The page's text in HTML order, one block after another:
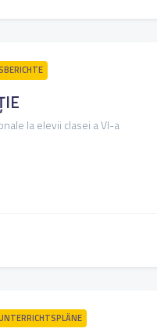
la elevii clasei a VI-a